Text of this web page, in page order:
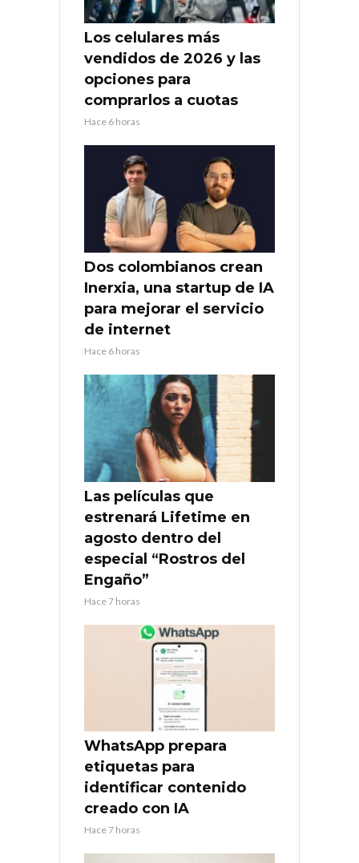
Los celulares más
vendidos de 2026 y las
opciones para
comprarlos a cuotas
Hace 6 horas
Dos colombianos crean
Inerxia, una startup de IA
para mejorar el servicio
de internet
Hace 6 horas
Las películas que
estrenará Lifetime en
agosto dentro del
especial “Rostros del
Engaño”
Hace 7 horas
WhatsApp prepara
etiquetas para
identificar contenido
creado con IA
Hace 7 horas